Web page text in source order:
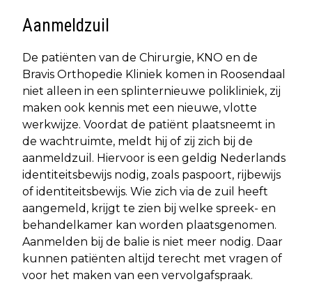
Aanmeldzuil
De patiënten van de Chirurgie, KNO en de
Bravis Orthopedie Kliniek komen in Roosendaal
niet alleen in een splinternieuwe polikliniek, zij
maken ook kennis met een nieuwe, vlotte
werkwijze. Voordat de patiënt plaatsneemt in
de wachtruimte, meldt hij of zij zich bij de
aanmeldzuil. Hiervoor is een geldig Nederlands
identiteitsbewijs nodig, zoals paspoort, rijbewijs
of identiteitsbewijs. Wie zich via de zuil heeft
aangemeld, krijgt te zien bij welke spreek- en
behandelkamer kan worden plaatsgenomen.
Aanmelden bij de balie is niet meer nodig. Daar
kunnen patiënten altijd terecht met vragen of
voor het maken van een vervolgafspraak.